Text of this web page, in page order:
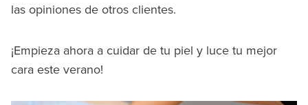
las opiniones de otros clientes.
¡Empieza ahora a cuidar de tu piel y luce tu mejor
cara este verano!